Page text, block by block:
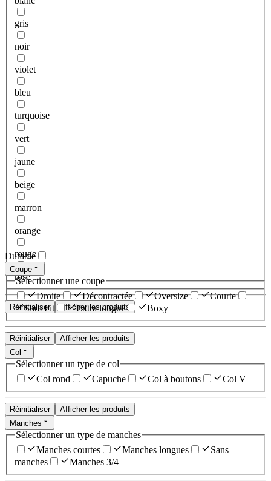
gris
noir
violet
bleu
turquoise
vert
jaune
beige
marron
orange
rouge
rose
Réinitialiser Afficher les produits
Durable
Coupe
Sélectionner une coupe
Droite
Décontractée Oversize
Courte
Slim Fit
Extra longue Boxy
Réinitialiser
Afficher les produits
Col
Sélectionner un type de col
Col rond
Capuche Col à boutons Col V
Réinitialiser
Afficher les produits
Manches
Sélectionner un type de manches
Manches courtes
Manches longues
Sans
manches
Manches 3/4